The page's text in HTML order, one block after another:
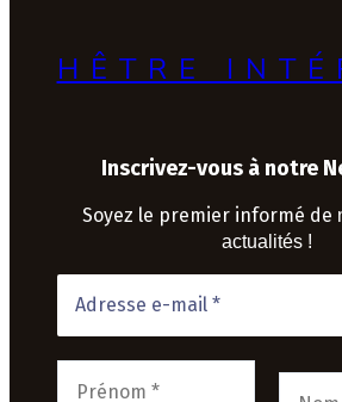
HÊTRE
Inscrivez-vous à notre
Soyez le premier informé de
actualités !